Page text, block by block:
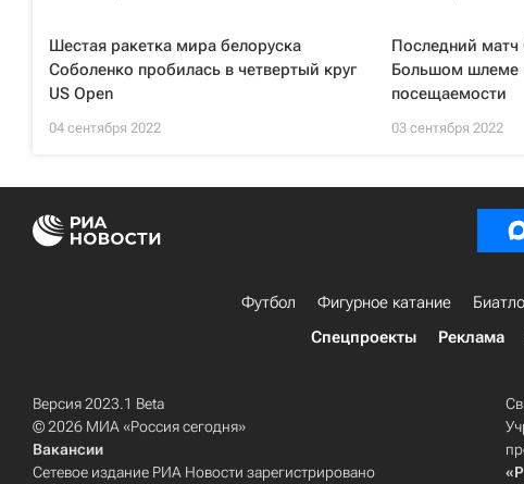
Шестая ракетка мира белоруска
Соболенко пробилась в четвертый круг
US Open
04 сентября 2022
Последний
Большом шлеме
посещаемости
03 сентября 2022
Футбол Фигурное катание
Спецпроекты
Реклама
Версия 2023.1 Beta
© 2026 МИА «Россия сегодня»
Вакансии
Сетевое издание РИА Новости зарегистрировано